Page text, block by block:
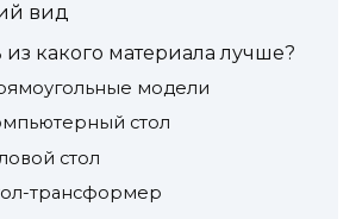
вид
какого материала лучше?
модели
стол
стол
трансформер